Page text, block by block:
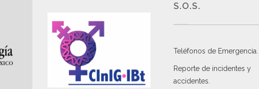
S.O.S.
Teléfonos de Emergencia.
Reporte de incidentes y
accidentes